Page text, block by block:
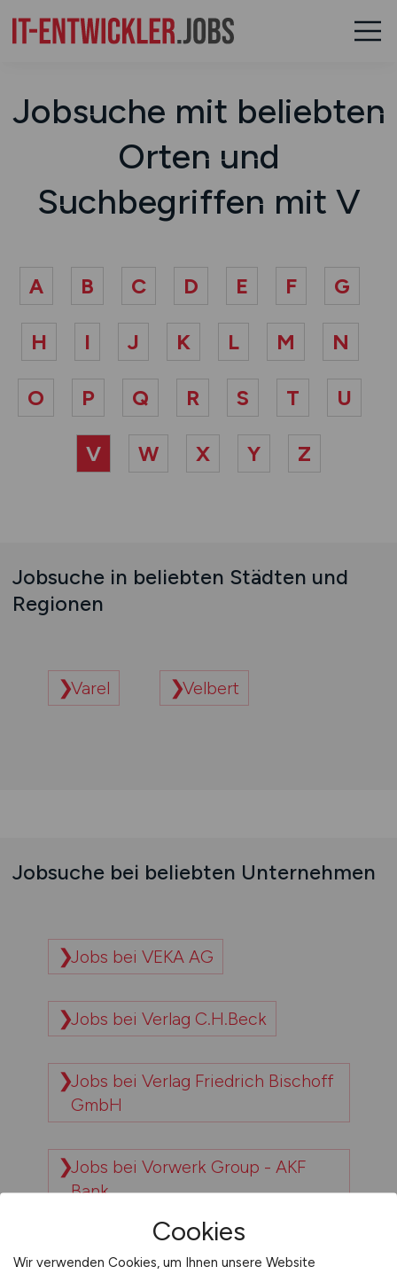
Jobsuche mit beliebten
Orten und
Suchbegriffen mit V
A B C D E F G
H I J K L M N
O P Q R S T U
V W X Y Z
Jobsuche in beliebten Städten und
Regionen
Varel Velbert
Jobsuche bei beliebten Unternehmen
Jobs bei VEKA AG
Jobs bei Verlag C.H.Beck
Jobs bei Verlag Friedrich Bischoff
GmbH
Jobs bei Vorwerk Group - AKF
Bank
Cookies
Wir verwenden Cookies, um Ihnen unsere Website